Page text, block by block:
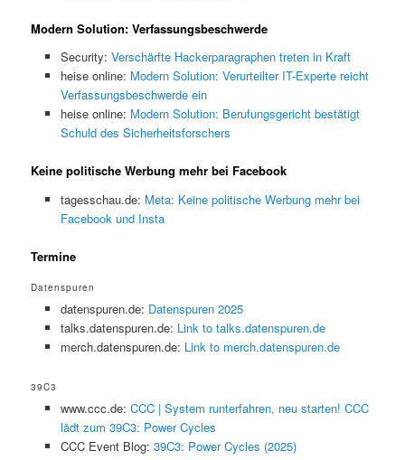
Modern Solution: Verfassungsbeschwerde
Security: Verschärfte Hackerparagraphen treten in Kraft
heise online: Modern Solution: Verurteilter IT-Experte reicht
Verfassungsbeschwerde ein
heise online: Modern Solution: Berufungsgericht bestätigt
Schuld des Sicherheitsforschers
Keine politische Werbung mehr bei Facebook
tagesschau.de: Meta: Keine politische Werbung mehr bei
Facebook und Insta
Termine
Datenspuren
datenspuren.de: Datenspuren 2025
talks.datenspuren.de: Link to talks.datenspuren.de
merch.datenspuren.de: Link to merch.datenspuren.de
39C3
www.ccc.de: CCC | System runterfahren, neu starten! CCC
lädt zum 39C3: Power Cycles
CCC Event Blog: 39C3: Power Cycles (2025)